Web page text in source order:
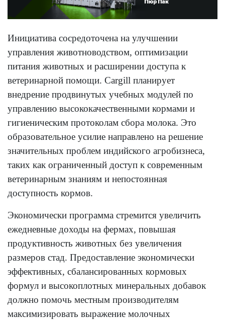
Инициатива сосредоточена на улучшении
управления животноводством, оптимизации
питания животных и расширении доступа к
ветеринарной помощи. Cargill планирует
внедрение продвинутых учебных модулей по
управлению высококачественными кормами и
гигиеническим протоколам сбора молока. Это
образовательное усилие направлено на решение
значительных проблем индийского агробизнеса,
таких как ограниченный доступ к современным
ветеринарным знаниям и непостоянная
доступность кормов.
Экономически программа стремится увеличить
ежедневные доходы на фермах, повышая
продуктивность животных без увеличения
размеров стад. Предоставление экономически
эффективных, сбалансированных кормовых
формул и высокоплотных минеральных добавок
должно помочь местным производителям
максимизировать выражение молочных